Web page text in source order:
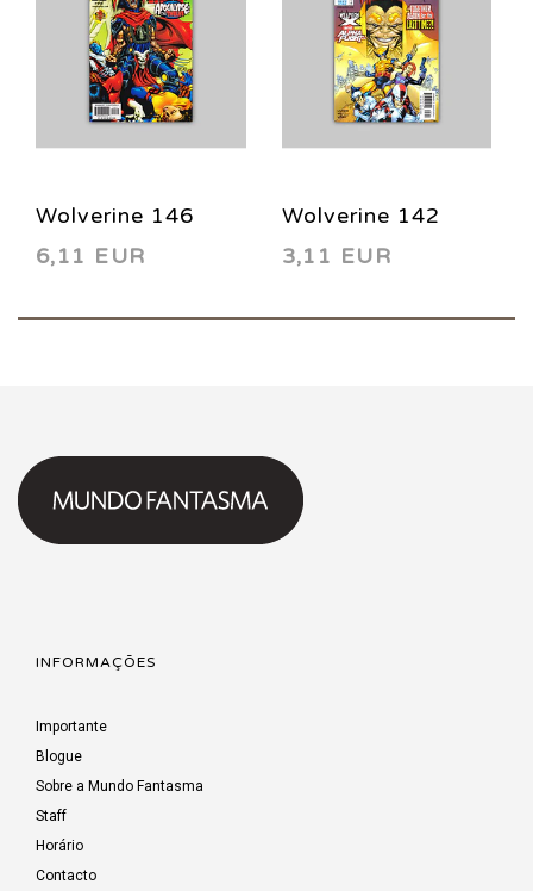
Wolverine 146
1999
6,11 EUR
Wolverine 142
1999
3,11 EUR
INFORMAÇÕES
Importante
Blogue
Sobre a Mundo Fantasma
Staff
Horário
Contacto